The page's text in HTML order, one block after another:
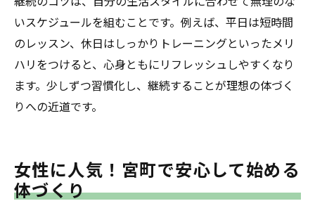
いスケジュールを組むことです。例えば、平日は短時間
のレッスン、休日はしっかりトレーニングといったメリ
ハリをつけると、心身ともにリフレッシュしやすくなり
ます。少しずつ習慣化し、継続することが理想の体づく
りへの近道です。
女性に人気！宮町で安心して始める
体づくり